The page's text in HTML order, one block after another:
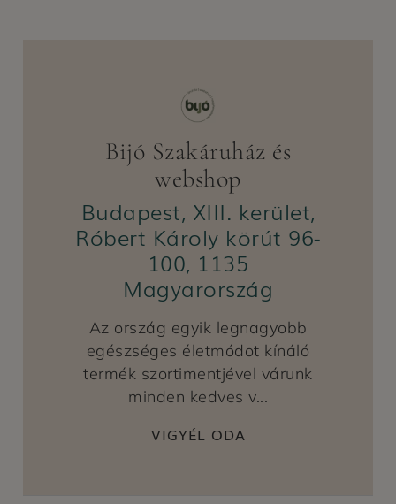
Bijó Szakáruház és
webshop
Budapest, XIII. kerület,
Róbert Károly körút 96-
100, 1135
Magyarország
Az ország egyik legnagyobb
egészséges életmódot kínáló
termék szortimentjével várunk
minden kedves v...
VIGYÉL ODA